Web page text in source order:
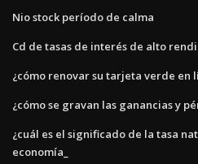
Nio stock período de calma
Cd de tasas de interés de alto
¿cómo renovar su tarjeta verde en
¿cómo se gravan las ganancias y
¿cuál es el significado de la tasa
economía_